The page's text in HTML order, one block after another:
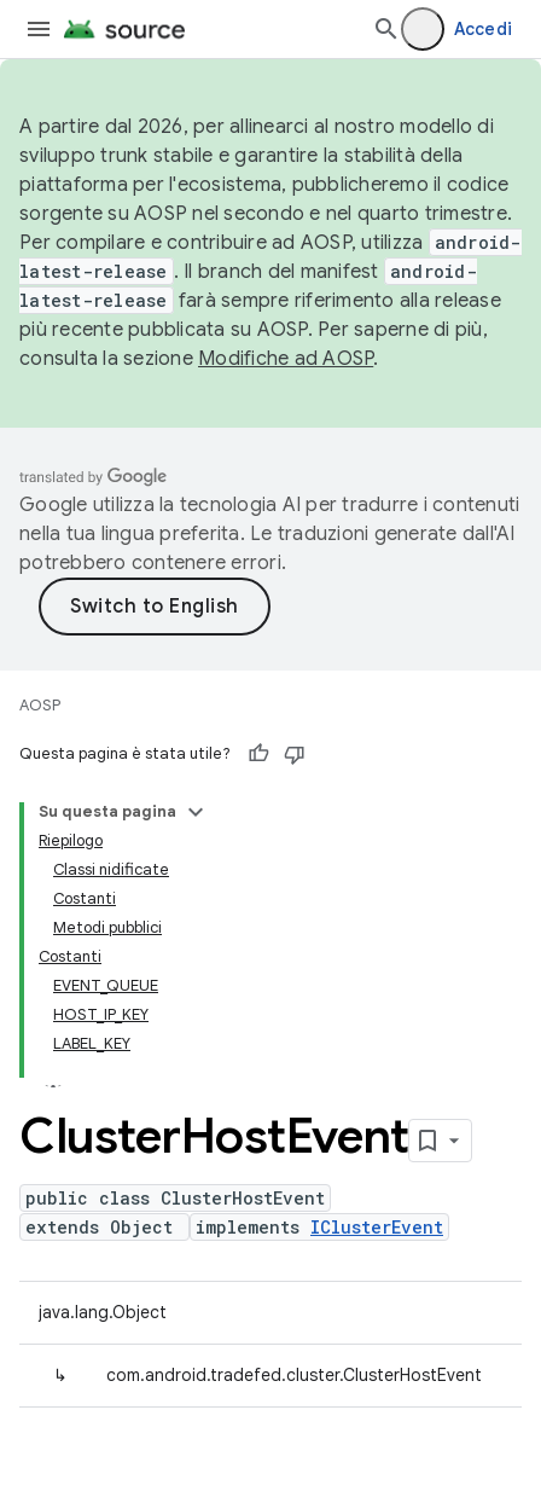
Accedi
A partire dal 2026, per allinearci al nostro modello di
sviluppo trunk stabile e garantire la stabilità della
piattaforma per l'ecosistema, pubblicheremo il codice
sorgente su AOSP nel secondo e nel quarto trimestre.
Per compilare e contribuire ad AOSP, utilizza
android-
latest-release . Il branch del manifest android-
latest-release farà sempre riferimento alla release
più recente pubblicata su AOSP. Per saperne di più,
consulta la sezione Modifiche ad AOSP.
Google utilizza la tecnologia AI per tradurre i contenuti
nella tua lingua preferita. Le traduzioni generate dall'AI
potrebbero contenere errori.
AOSP
Questa pagina è stata utile?
Su questa pagina
Riepilogo
Classi nidificate
Costanti
Metodi pubblici
Costanti
EVENT_QUEUE
HOST_IP_KEY
LABEL_KEY
ClusterHostEvent
public class ClusterHostEvent
extends Object
implements IClusterEvent
java.lang.Object
↳ com.android.tradefed.cluster.ClusterHostEvent